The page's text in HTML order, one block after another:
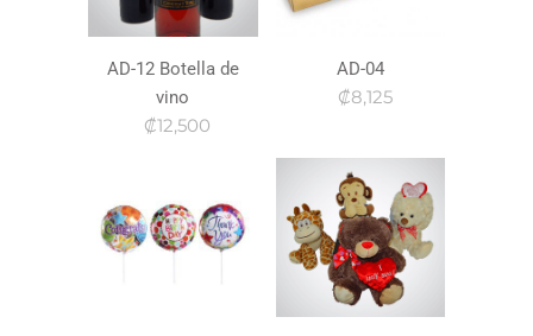
AD-12 Botella de
vino
₡12,500
AD-04
₡8,125